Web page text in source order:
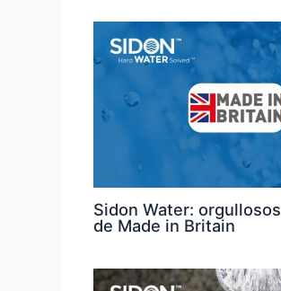
Sidon Water:
de Made in Britain